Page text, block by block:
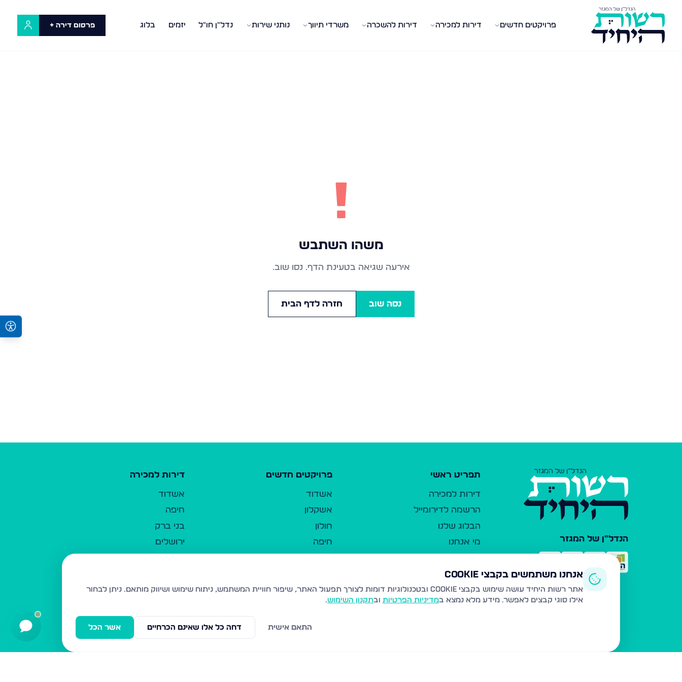
פרויקטים חדשים דירות למכירה דירות להשכרה משרדי תיווך נותני שירות נדל"ן חו"ל יזמים בלוג פרסום דירה +
!
משהו השתבש
אירעה שגיאה בטעינת הדף. נסו שוב.
נסה שוב חזרה לדף הבית
הנדל"ן של המגזר
תפריט ראשי
דירות למכירה
הרשמה לדירומייל
הבלוג שלנו
מי אנחנו
כלי עזר
פרסום ברשות היחיד
משרדי תיווך
פרויקטים חדשים
אשדוד
אשקלון
חולון
חיפה
נהריה
עמנואל
דירות למכירה
אשדוד
חיפה
בני ברק
ירושלים
בית שמש
ביתר עילית
אנחנו משתמשים בקבצי Cookie
אתר רשות היחיד עושה שימוש בקבצי Cookie ובטכנולוגיות דומות לצורך תפעול האתר, שיפור חוויית המשתמש, ניתוח שימוש ושיווק מותאם.
ניתן לבחור
אילו סוגי קבצים לאפשר. מידע מלא נמצא במדיניות הפרטיות ובתקנון השימוש.
אשר הכל דחה כל אלו שאינם הכרחיים התאם אישית